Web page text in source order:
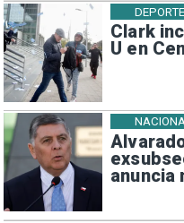
Clark
U en
anuncia